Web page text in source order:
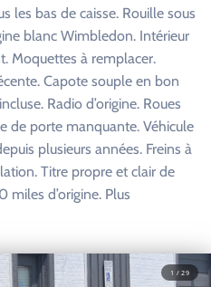
les bas de caisse. Rouille sous
blanc Wimbledon. Intérieur
Moquettes à remplacer.
Capote souple en bon
Radio d’origine. Roues
de porte manquante. Véhicule
plusieurs années. Freins à
Titre propre et clair de
miles d’origine. Plus
1 / 29